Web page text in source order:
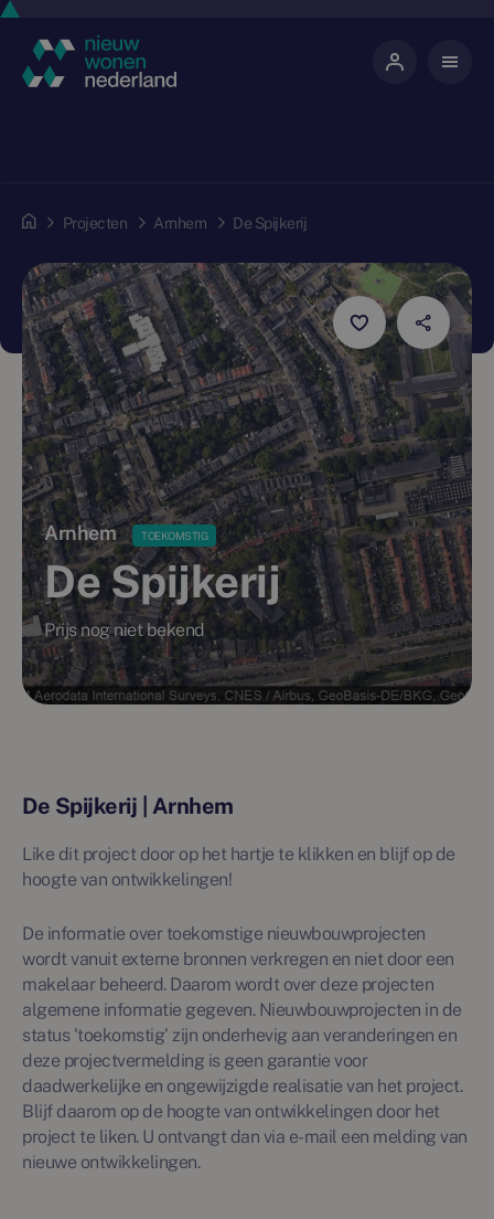
Projecten Arnhem De Spijkerij
Arnhem TOEKOMSTIG
De Spijkerij
Prijs nog niet bekend
De Spijkerij | Arnhem
Like dit project door op het hartje te klikken en blijf op de
hoogte van ontwikkelingen!
De informatie over toekomstige nieuwbouwprojecten
wordt vanuit externe bronnen verkregen en niet door een
makelaar beheerd. Daarom wordt over deze projecten
algemene informatie gegeven. Nieuwbouwprojecten in de
status 'toekomstig' zijn onderhevig aan veranderingen en
deze projectvermelding is geen garantie voor
daadwerkelijke en ongewijzigde realisatie van het project.
Blijf daarom op de hoogte van ontwikkelingen door het
project te liken. U ontvangt dan via e-mail een melding van
nieuwe ontwikkelingen.